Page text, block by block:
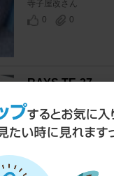
寺子屋改さん
0
0
RAYS TE-37
ランサーエボリューシ
よっしーCN9Aさん
6
0